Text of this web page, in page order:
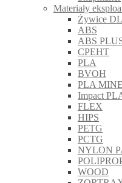
Materiały
Żywice
ABS
ABS
CPEHT
PLA
BVOH
PLA
Impact
FLEX
HIPS
PETG
PCTG
NYLON
WOOD